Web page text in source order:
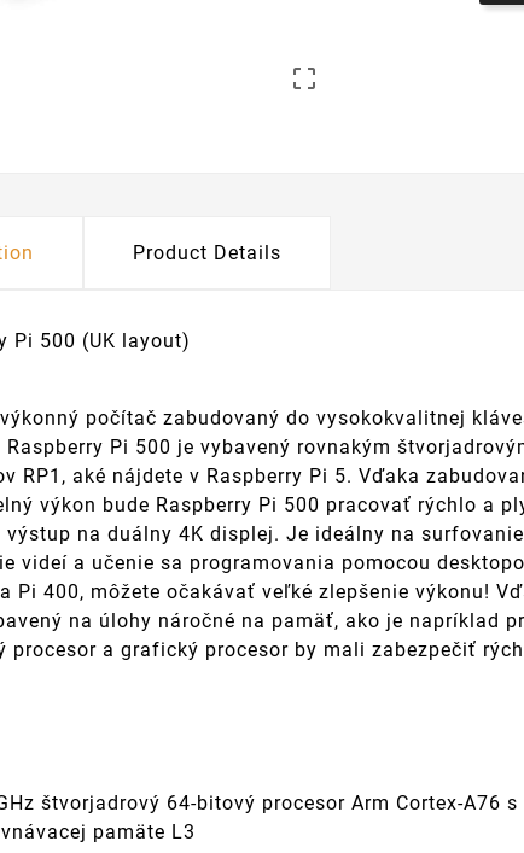

Product Details
Pi 500 (UK layout)
počítač zabudovaný do vysokokvalitnej
Raspberry Pi 500 je vybavený rovnakým
RP1, aké nájdete v Raspberry Pi 5. Vďaka
výkon bude Raspberry Pi 500 pracovať rýchlo a
výstup na duálny 4K displej. Je ideálny na
videí a učenie sa programovania pomocou
Pi 400, môžete očakávať veľké zlepšenie výkonu!
na úlohy náročné na pamäť, ako je napríklad
procesor a grafický procesor by mali zabezpečiť
štvorjadrový 64-bitový procesor Arm Cortex-A76
pamäte L3